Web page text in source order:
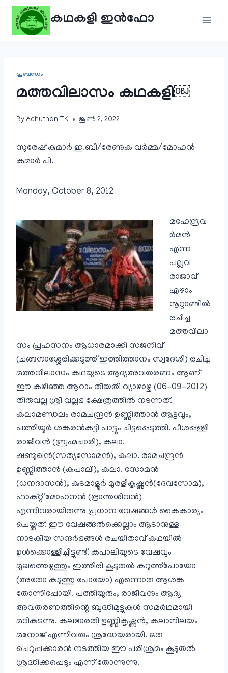
Skip
content
കഥകളി ഇൻഫോ
പ്രബന്ധം
മത്തവിലാസം കഥകളി￼
By Achuthan TK ജൂൺ 2, 2022
സുരേഷ് കുമാർ ഇ.ബി/രേണുക വര്‍മ്മ/മോഹന്‍
കുമാര്‍ പി.
Monday, October 8, 2012
മഹേന്ദ്രവ
ര്‍മന്‍
എന്ന
പല്ലവ
രാജാവ്‌
എഴാം
നൂറ്റാണ്ടില്‍
രചിച്ച
മത്തവിലാ
സം പ്രഹസനം ആധാരമാക്കി സജനിവ്
(ചങ്ങനാശ്ശേരിക്കടുത്ത് ഇത്തിത്താനം സ്വദേശി) രചിച്ച
മത്തവിലാസം കഥയുടെ ആദ്യഅവതരണം ആണ്
ഈ കഴിഞ്ഞ ആറാം തീയതി വ്യാഴാഴ്ച (06-09-2012)
തിരുവല്ല ശ്രീ വല്ലഭ ക്ഷേത്രത്തില്‍ നടന്നത്.
കലാമണ്ഡലം രാമചന്ദ്രന്‍ ഉണ്ണിത്താന്‍ ആട്ടവും,
പത്തിയൂര്‍ ശങ്കരന്‍കുട്ടി പാട്ടും ചിട്ടപ്പെടുത്തി. പീശപ്പള്ളി
രാജീവന്‍ (ബ്രഹ്മചാരി), കലാ.
ഷണ്മുഖന്‍(സത്യസോമന്‍), കലാ. രാമചന്ദ്രന്‍
ഉണ്ണിത്താന്‍ (കപാലി), കലാ. സോമന്‍
(ധനദാസന്‍), കുടമാളൂര്‍ മുരളീകൃഷ്ണന്‍(ദേവസോമ),
ഫാക്റ്റ് മോഹനന്‍ (ഭ്രാന്തശിവന്‍)
എന്നിവരായിരുന്നു പ്രധാന വേഷങ്ങള്‍ കൈകാര്യം
ചെയ്തത്. ഈ വേഷങ്ങല്‍ക്കെല്ലാം ആടാനുള്ള
നാടകീയ സന്ദര്‍ഭങ്ങള്‍ രചയിതാവ് കഥയില്‍
ഉള്‍ക്കൊള്ളിച്ചിട്ടുണ്ട്. കപാലിയുടെ വേഷവും
മുഖത്തെഴുത്തും ഇത്തിരി കൂടുതല്‍ കറുത്ത്പോയോ
(അതോ കടുത്തു പോയോ) എന്നൊരു ആശങ്ക
തോന്നിപ്പോയി. പത്തിയുരും, രാജീവനും ആദ്യ
അവതരണത്തിന്റെ ബുദ്ധിമുട്ടുകള്‍ സമര്‍ഥമായി
മറികടന്നു. കലഭാരതി ഉണ്ണികൃഷ്ണന്‍, കലാനിലയം
മനോജ്‌ എന്നിവരും ശ്രദ്ധേയരായി. ഒരു
ചെറുപ്പക്കാരന്‍ നടത്തിയ ഈ പരിശ്രമം കൂടുതല്‍
ശ്രദ്ധിക്കപ്പെടും എന്ന് തോന്നുന്നു.